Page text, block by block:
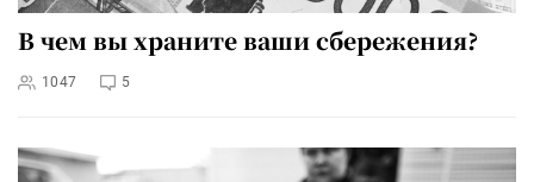
В чем вы храните ваши сбережения?
1047 5